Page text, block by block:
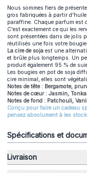
Nous sommes fiers de
gros fabriquées à partir
paraffine. Chaque parfum est
C'est exactement ce qui les
sont présentées dans de jolis
réutilisés une fois votre bougie
La cire de soja est une
et brûle plus longtemps. Un
produit également 95 % de
Les bougies en pot de soja
cire minimal, elles sont
Notes de tête : Bergamote,
Notes de cœur : Jasmin, Tonka
Notes de fond : Patchouli,
Conçu pour faire un cadeau
pensez absolument à les
Spécifications et
Livraison